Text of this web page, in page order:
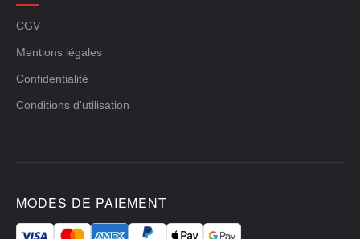
CGV
Mentions légales
Confidentialité
Conditions d'utilisation
MODES DE PAIEMENT